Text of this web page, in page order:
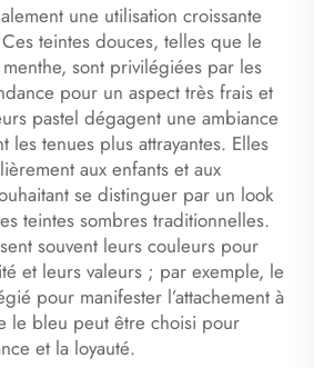
une utilisation croissante
teintes douces, telles que le
sont privilégiées par les
pour un aspect très frais et
pastel dégagent une ambiance
les tenues plus attrayantes. Elles
aux enfants et aux
se distinguer par un look
teintes sombres traditionnelles.
souvent leurs couleurs pour
et leurs valeurs ; par exemple, le
pour manifester l’attachement à
le bleu peut être choisi pour
et la loyauté.